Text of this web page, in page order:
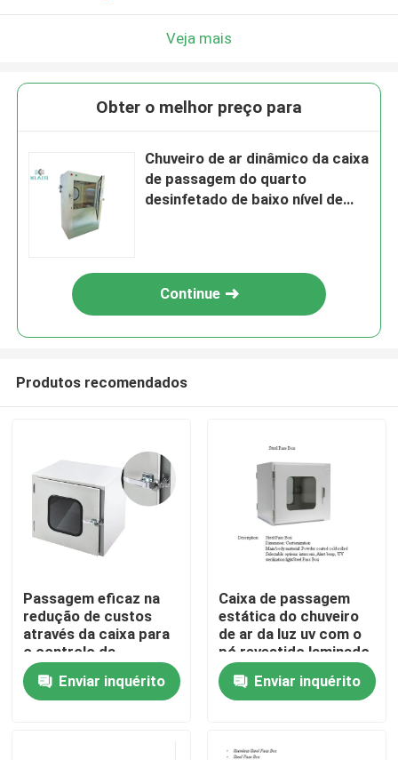
Casa
Produtos
Veja mais
Obter o melhor preço para
Chuveiro de ar dinâmico da caixa
de passagem do quarto
desinfetado de baixo nível de
Continue
Produtos recomendados
Passagem eficaz na
redução de custos
através da caixa para
o controlo da
contaminação de
partícula ínfima
Enviar inquérito
Caixa de passagem
estática do chuveiro
de ar da luz uv com o
pó revestido laminado
Enviar inquérito